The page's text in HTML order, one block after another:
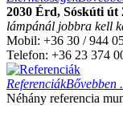
2030 Érd, Sóskúti út
lámpánál jobbra kell
Mobil: +36 30 / 944
Telefon: +36 23 374
ReferenciákBővebben
Néhány referencia